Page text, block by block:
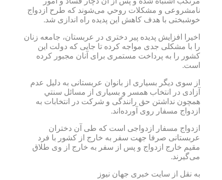
نامشروعی و مشكلات روحي می‌شوند که طرح ازدواج
خوشبختی با هدف کاهش این پدیده راه اندازی شد.
اخیرا افزایش پدیده پیر دختری در عربستان، جامعه زنان
را با مشکلی جدی مواجه کرده تا جایی که دولت این
کشور را به پرداخت مستمری برای آنان مجبور کرده
است.
از سوی دیگر بسیاری از بانوان عربستانی به دلیل عدم
آزادی در انتخاب همسر و بسیاری از مسائل سنتي
همچون نداشتن حق رانندگی و شرکت در انتخابات به
ازدواج مسفار روی آورده‌اند.
ازدواج مسفار ازدواجی است که طی آن دختران
عربستانی صرفا جهت سفر به خارج از کشور با فرد
مقیم خارج ازدواج و پس از سفر به خارج از وی طلاق
می‌گیرند.
به نقل از سایت خبری جهان نیوز